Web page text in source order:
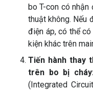
bo T-con có
thuật không. Nếu
điện áp, có thể
kiện khác trên
Tiến hành thay
trên bo bị
(Integrated